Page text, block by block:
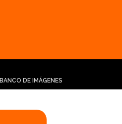
BANCO DE IMÁGENES